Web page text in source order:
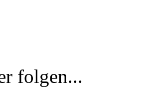
folgen...